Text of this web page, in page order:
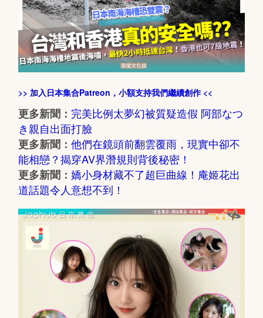
>> 加入日本集合Patreon，小額支持我們繼續創作 <<
更多新聞： 完美比例太夢幻被質疑造假 阿部なつ
き親自出面打臉
更多新聞：他們在鏡頭前翻雲覆雨，現實中卻不
能相戀？揭穿AV界潛規則背後秘密！
更多新聞：嬌小身材藏不了超巨曲線！庵姬花出
道話題令人意想不到！